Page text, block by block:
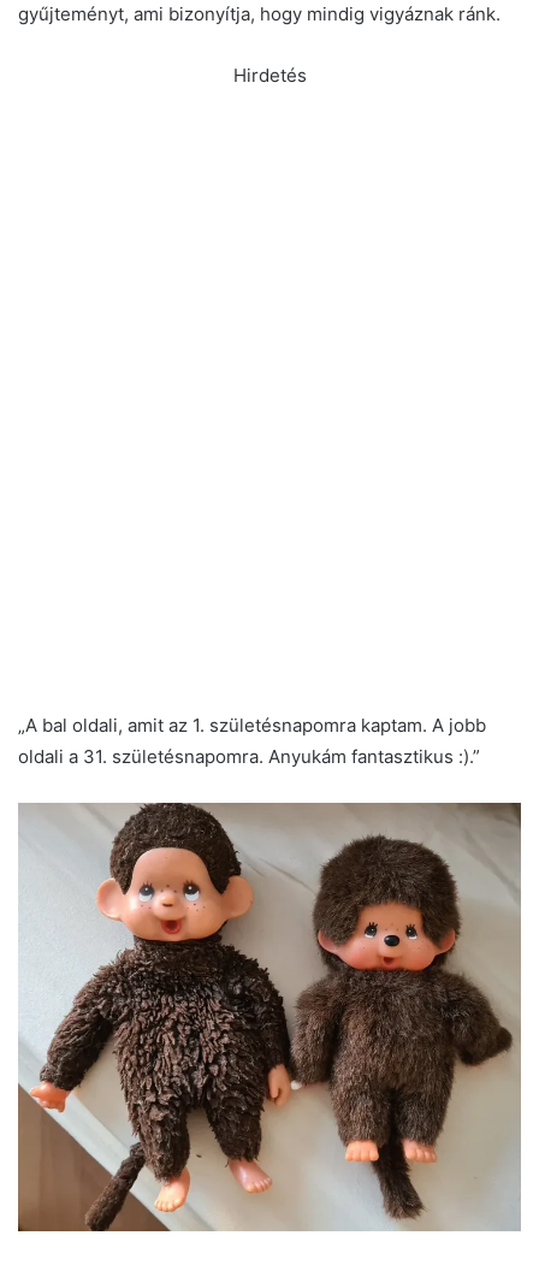
gyűjteményt, ami bizonyítja, hogy mindig vigyáznak ránk.
Hirdetés
„A bal oldali, amit az 1. születésnapomra kaptam. A jobb
oldali a 31. születésnapomra. Anyukám fantasztikus :).”